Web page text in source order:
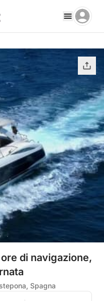
di navigazione,
Spagna